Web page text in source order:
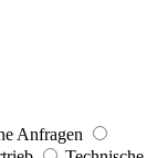
Anfragen